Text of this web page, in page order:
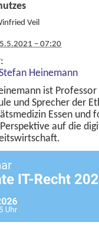
Veil
– 07:20
Heinemann
ist
und Sprecher der
Essen und
auf die